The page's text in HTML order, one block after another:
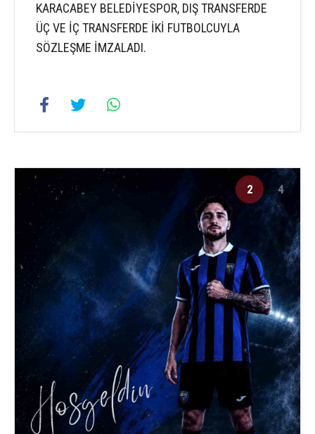
KARACABEY BELEDİYESPOR, DIŞ TRANSFERDE
ÜÇ VE İÇ TRANSFERDE İKİ FUTBOLCUYLA
SÖZLEŞME İMZALADI.
2 4